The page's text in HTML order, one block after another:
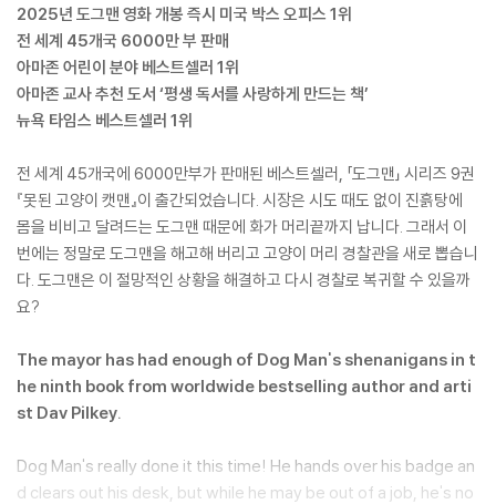
2025년 도그맨 영화 개봉 즉시 미국 박스 오피스 1위
전 세계 45개국 6000만 부 판매
아마존 어린이 분야 베스트셀러 1위
아마존 교사 추천 도서 ‘평생 독서를 사랑하게 만드는 책’
뉴욕 타임스 베스트셀러 1위
전 세계 45개국에 6000만부가 판매된 베스트셀러, 「도그맨」 시리즈 9권
『못된 고양이 캣맨』이 출간되었습니다. 시장은 시도 때도 없이 진흙탕에
몸을 비비고 달려드는 도그맨 때문에 화가 머리끝까지 납니다. 그래서 이
번에는 정말로 도그맨을 해고해 버리고 고양이 머리 경찰관을 새로 뽑습니
다. 도그맨은 이 절망적인 상황을 해결하고 다시 경찰로 복귀할 수 있을까
요?
The mayor has had enough of Dog Man's shenanigans in t
he ninth book from worldwide bestselling author and arti
st Dav Pilkey.
Dog Man's really done it this time! He hands over his badge an
d clears out his desk, but while he may be out of a job, he's no